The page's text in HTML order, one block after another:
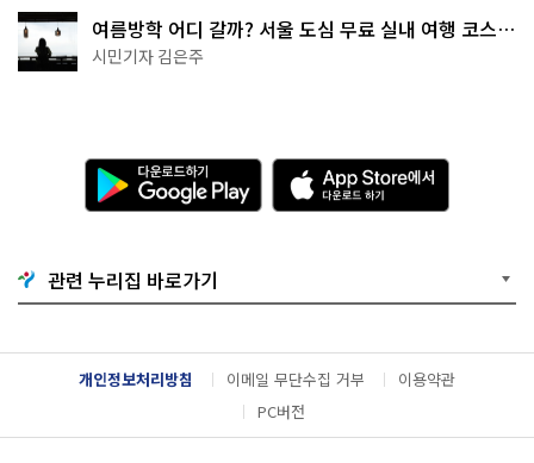
여름방학 어디 갈까? 서울 도심 무료 실내 여행 코스
추천
시민기자 김은주
다
운
로
기
G
o
g
l
e
A
p
p
e
서
다
운
관련 누리집 바로가기
개인정보처리방침 이메일 무단수집 거부
이용약관
PC버전